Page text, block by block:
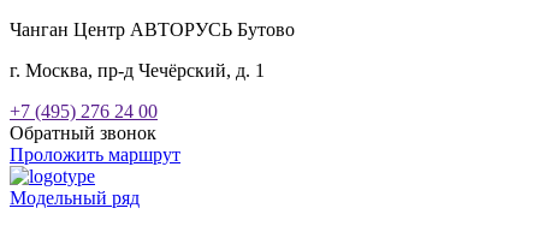
Чанган Центр АВТОРУСЬ Бутово
г. Москва, пр-д Чечёрский, д. 1
+7 (495) 276 24 00
Обратный звонок
Проложить маршрут
Модельный ряд